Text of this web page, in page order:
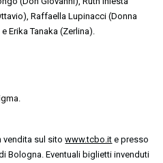
Raffaella Lupinacci (Donna
Erika Tanaka (Zerlina).
vendita sul sitowww.tcbo.it e presso
Bologna. Eventuali biglietti invenduti